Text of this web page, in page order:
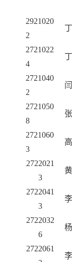
2921020
2
2721022
4
2721040
2
2721050
8
2721060
3
2722021
3
2722041
3
2722032
6
2722061